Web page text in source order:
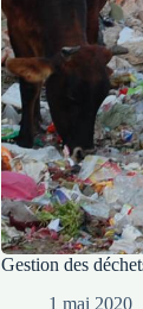
Gestion des
1 mai 2020